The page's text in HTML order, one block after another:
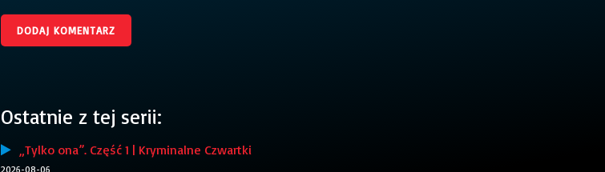
Ostatnie z tej serii:
„Tylko ona”. Część 1 | Kryminalne Czwartki
2026-08-06